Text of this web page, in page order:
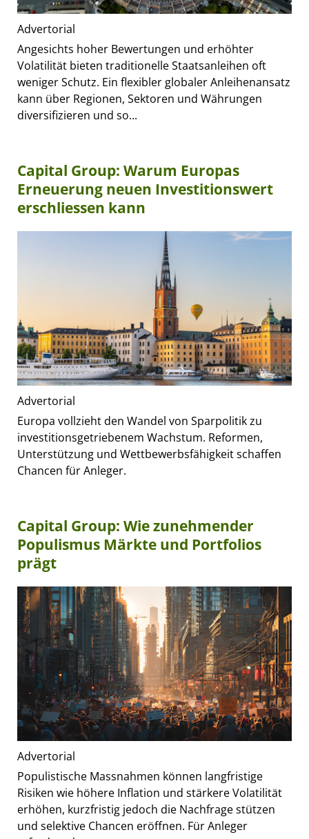
Advertorial
Angesichts hoher Bewertungen und erhöhter
Volatilität bieten traditionelle Staatsanleihen oft
weniger Schutz. Ein flexibler globaler Anleihenansatz
kann über Regionen, Sektoren und Währungen
diversifizieren und so...
Capital Group: Warum Europas
Erneuerung neuen Investitionswert
erschliessen kann
Advertorial
Europa vollzieht den Wandel von Sparpolitik zu
investitionsgetriebenem Wachstum. Reformen,
Unterstützung und Wettbewerbsfähigkeit schaffen
Chancen für Anleger.
Capital Group: Wie zunehmender
Populismus Märkte und Portfolios
prägt
Advertorial
Populistische Massnahmen können langfristige
Risiken wie höhere Inflation und stärkere Volatilität
erhöhen, kurzfristig jedoch die Nachfrage stützen
und selektive Chancen eröffnen. Für Anleger